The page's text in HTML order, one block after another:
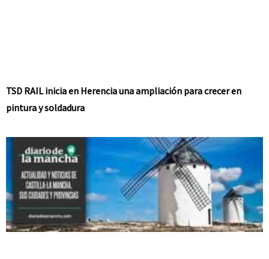
TSD RAIL inicia en Herencia una ampliación para crecer en
pintura y soldadura